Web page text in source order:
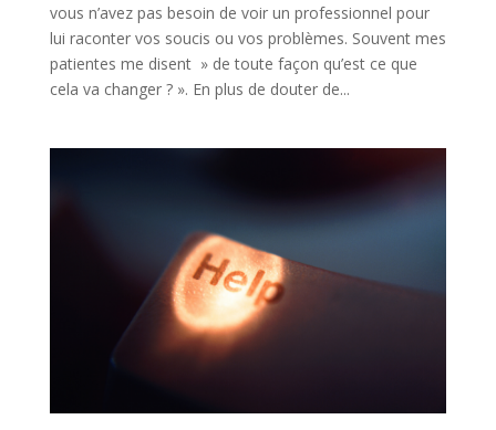
vous n’avez pas besoin de voir un professionnel pour
lui raconter vos soucis ou vos problèmes. Souvent mes
patientes me disent » de toute façon qu’est ce que
cela va changer ? ». En plus de douter de...